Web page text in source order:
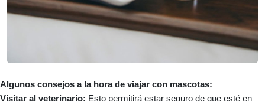
Algunos consejos a la hora de viajar con mascotas:
Visitar al veterinario: Esto permitirá estar seguro de que esté en